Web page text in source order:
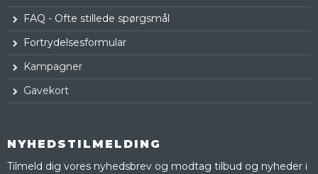
FAQ - Ofte stillede spørgsmål
Fortrydelsesformular
Kampagner
Gavekort
NYHEDSTILMELDING
Tilmeld dig vores nyhedsbrev og modtag tilbud og nyheder i